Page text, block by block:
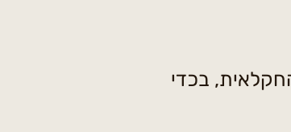
בכדי